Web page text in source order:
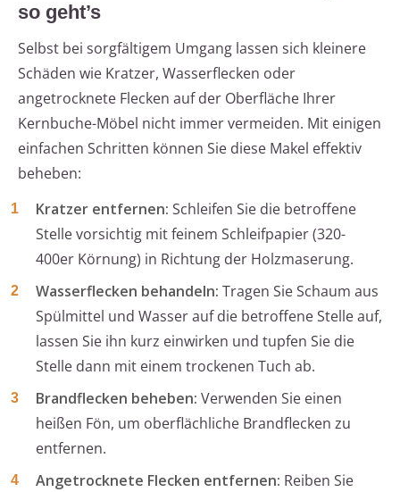
so geht’s
Selbst bei sorgfältigem Umgang lassen sich kleinere
Schäden wie Kratzer, Wasserflecken oder
angetrocknete Flecken auf der Oberfläche Ihrer
Kernbuche-Möbel nicht immer vermeiden. Mit einigen
einfachen Schritten können Sie diese Makel effektiv
beheben:
Kratzer entfernen: Schleifen Sie die betroffene
Stelle vorsichtig mit feinem Schleifpapier (320-
400er Körnung) in Richtung der Holzmaserung.
Wasserflecken behandeln: Tragen Sie Schaum aus
Spülmittel und Wasser auf die betroffene Stelle auf,
lassen Sie ihn kurz einwirken und tupfen Sie die
Stelle dann mit einem trockenen Tuch ab.
Brandflecken beheben: Verwenden Sie einen
heißen Fön, um oberflächliche Brandflecken zu
entfernen.
Angetrocknete Flecken entfernen: Reiben Sie